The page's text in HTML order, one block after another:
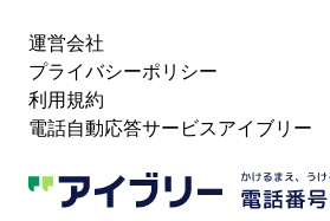
運営会社
プライバシーポリシー
利用規約
電話自動応答サービスアイブリー